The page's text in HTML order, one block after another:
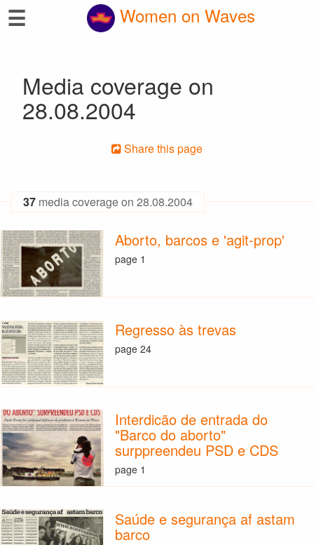
☰ Women on Waves
Media coverage on
28.08.2004
Share this page
37 media coverage on 28.08.2004
Aborto, barcos e 'agit-prop'
page 1
Regresso às trevas
page 24
Interdicão de entrada do
"Barco do aborto"
surppreendeu PSD e CDS
page 1
Saúde e segurança af astam
barco